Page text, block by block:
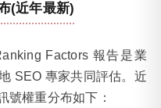
(近年最新)
Factors 報告是業
SEO 專家共同評估。近
號權重分布如下：